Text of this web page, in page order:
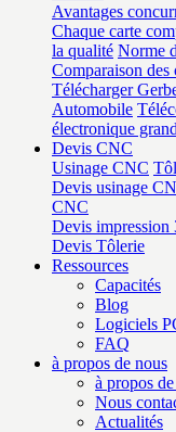
Avantages
Chaque carte
la qualité Norme
Comparaison des
Télécharger
Automobile
électronique
Devis CNC
Usinage CNC
Devis usinage
CNC
Devis impression
Devis Tôlerie
Ressources
Capacités
Blog
Logiciels
FAQ
à propos de nous
à propos
Nous
Actualités